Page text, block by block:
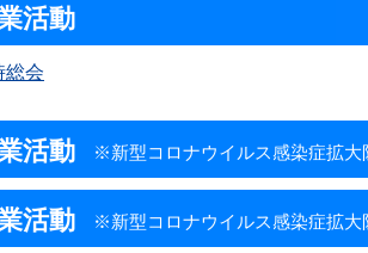
活動
総会
活動 ※新型コロナウイルス感染症拡大
活動 ※新型コロナウイルス感染症拡大